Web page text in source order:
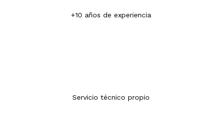
+10 años de experiencia
Servicio técnico propio